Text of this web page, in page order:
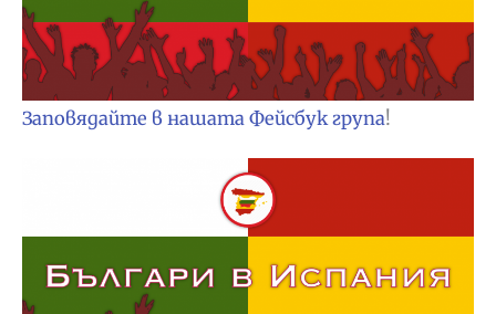
Заповядайте в нашата Фейсбук група!